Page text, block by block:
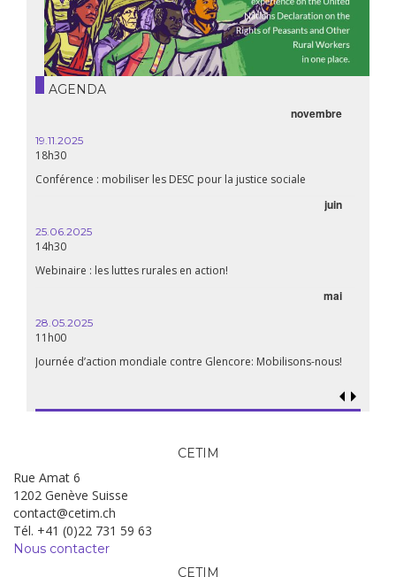
AGENDA
novembre
19.11.2025
18h30
Conférence : mobiliser les DESC pour la justice sociale
juin
25.06.2025
14h30
Webinaire : les luttes rurales en action!
mai
28.05.2025
11h00
Journée d’action mondiale contre Glencore: Mobilisons-nous!
CETIM
Rue Amat 6
1202 Genève Suisse
contact@cetim.ch
Tél. +41 (0)22 731 59 63
Nous contacter
CETIM